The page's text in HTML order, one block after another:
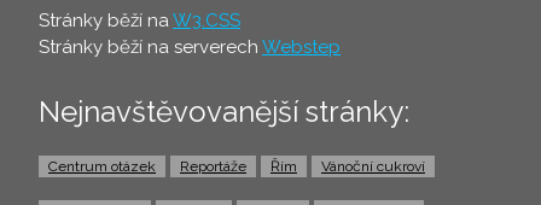
Stránky běží naW3.CSS
Stránky běží na serverech Webstep
Nejnavštěvovanější stránky:
Centrum otázek Reportáže Řím Vánoční cukroví